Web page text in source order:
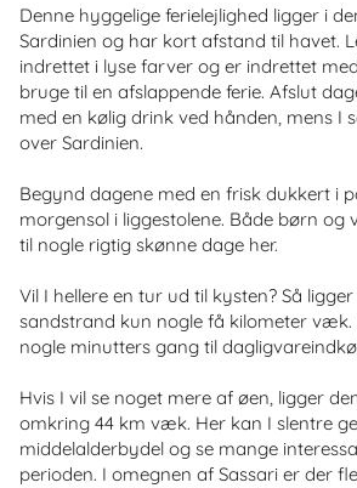
Denne hyggelige ferielejlighed ligger i
Sardinien og har kort afstand til havet.
indrettet i lyse farver og er indrettet
bruge til en afslappende ferie. Afslut
med en kølig drink ved hånden, mens I
over Sardinien.
Begynd dagene med en frisk dukkert i
morgensol i liggestolene. Både børn og
til nogle rigtig skønne dage her.
Vil I hellere en tur ud til kysten? Så
sandstrand kun nogle få kilometer væk.
nogle minutters gang til
Hvis I vil se noget mere af øen, ligger
omkring 44 km væk. Her kan I slentre
middelalderbydel og se mange
perioden. I omegnen af Sassari er der